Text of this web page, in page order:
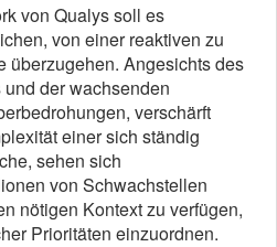
von Qualys soll es
von einer reaktiven zu
überzugehen. Angesichts des
der wachsenden
verschärft
einer sich ständig
sehen sich
von Schwachstellen
nötigen Kontext zu verfügen,
Prioritäten einzuordnen.